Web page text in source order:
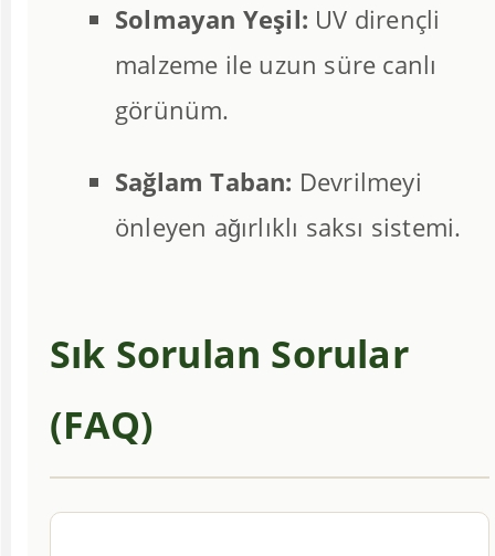
Solmayan Yeşil: UV dirençli
malzeme ile uzun süre canlı
görünüm.
Sağlam Taban: Devrilmeyi
önleyen ağırlıklı saksı sistemi.
Sık Sorulan Sorular
(FAQ)